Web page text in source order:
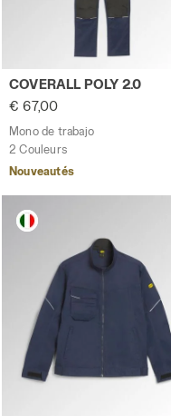
Mono de trabajo
COVERALL POLY 2.0
€ 67,00
Mono de trabajo
2 Couleurs
Nouveautés